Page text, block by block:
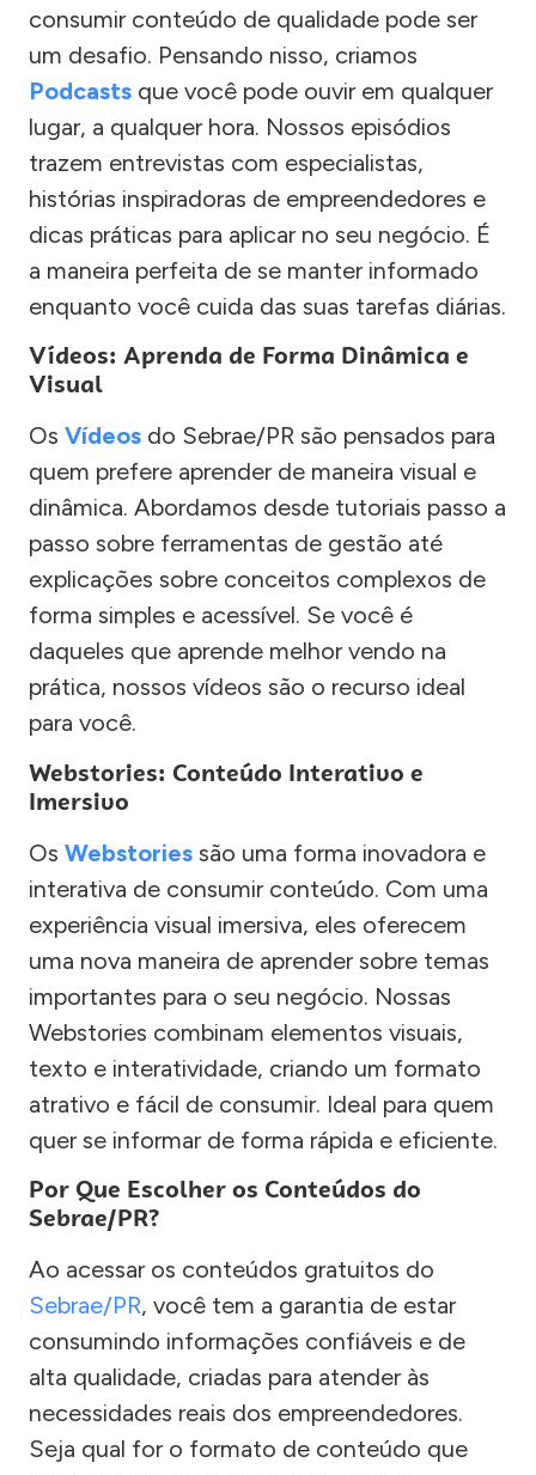
consumir conteúdo de qualidade pode ser
um desafio. Pensando nisso, criamos
Podcasts que você pode ouvir em qualquer
lugar, a qualquer hora. Nossos episódios
trazem entrevistas com especialistas,
histórias inspiradoras de empreendedores e
dicas práticas para aplicar no seu negócio. É
a maneira perfeita de se manter informado
enquanto você cuida das suas tarefas diárias.
Vídeos: Aprenda de Forma Dinâmica e
Visual
Os Vídeos do Sebrae/PR são pensados para
quem prefere aprender de maneira visual e
dinâmica. Abordamos desde tutoriais passo a
passo sobre ferramentas de gestão até
explicações sobre conceitos complexos de
forma simples e acessível. Se você é
daqueles que aprende melhor vendo na
prática, nossos vídeos são o recurso ideal
para você.
Webstories: Conteúdo Interativo e
Imersivo
Os Webstories são uma forma inovadora e
interativa de consumir conteúdo. Com uma
experiência visual imersiva, eles oferecem
uma nova maneira de aprender sobre temas
importantes para o seu negócio. Nossas
Webstories combinam elementos visuais,
texto e interatividade, criando um formato
atrativo e fácil de consumir. Ideal para quem
quer se informar de forma rápida e eficiente.
Por Que Escolher os Conteúdos do
Sebrae/PR?
Ao acessar os conteúdos gratuitos do
Sebrae/PR, você tem a garantia de estar
consumindo informações confiáveis e de
alta qualidade, criadas para atender às
necessidades reais dos empreendedores.
Seja qual for o formato de conteúdo que